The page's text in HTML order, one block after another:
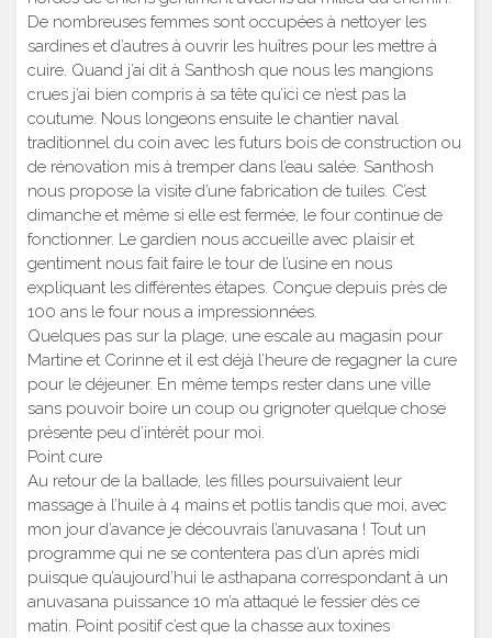
De nombreuses femmes sont occupées à nettoyer les
sardines et d’autres à ouvrir les huîtres pour les mettre à
cuire. Quand j’ai dit à Santhosh que nous les mangions
crues j’ai bien compris à sa tête qu’ici ce n’est pas la
coutume. Nous longeons ensuite le chantier naval
traditionnel du coin avec les futurs bois de construction ou
de rénovation mis à tremper dans l’eau salée. Santhosh
nous propose la visite d’une fabrication de tuiles. C’est
dimanche et même si elle est fermée, le four continue de
fonctionner. Le gardien nous accueille avec plaisir et
gentiment nous fait faire le tour de l’usine en nous
expliquant les différentes étapes. Conçue depuis près de
100 ans le four nous a impressionnées.
Quelques pas sur la plage, une escale au magasin pour
Martine et Corinne et il est déjà l’heure de regagner la cure
pour le déjeuner. En même temps rester dans une ville
sans pouvoir boire un coup ou grignoter quelque chose
présente peu d’intérêt pour moi.
Point cure
Au retour de la ballade, les filles poursuivaient leur
massage à l’huile à 4 mains et potlis tandis que moi, avec
mon jour d’avance je découvrais l’anuvasana ! Tout un
programme qui ne se contentera pas d’un après midi
puisque qu’aujourd’hui le asthapana correspondant à un
anuvasana puissance 10 m’a attaqué le fessier dès ce
matin. Point positif c’est que la chasse aux toxines